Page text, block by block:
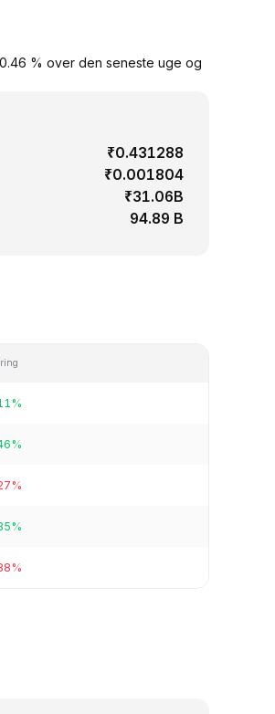
% over den seneste uge og
₹0.431288
₹0.001804
₹31.06B
94.89 B